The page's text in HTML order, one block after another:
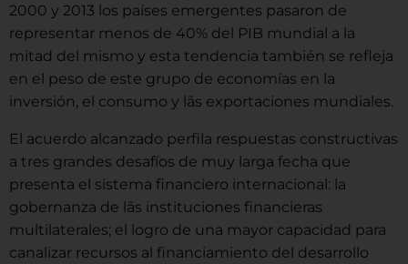
2000 y 2013 los países emergentes pasaron de
representar menos de 40% del PIB mundial a la
mitad del mismo y esta tendencia también se refleja
en el peso de este grupo de economías en la
inversión, el consumo y lãs exportaciones mundiales.
El acuerdo alcanzado perfila respuestas constructivas
a tres grandes desafíos de muy larga fecha que
presenta el sistema financiero internacional: la
gobernanza de lãs instituciones financieras
multilaterales; el logro de una mayor capacidad para
canalizar recursos al financiamiento del desarrollo